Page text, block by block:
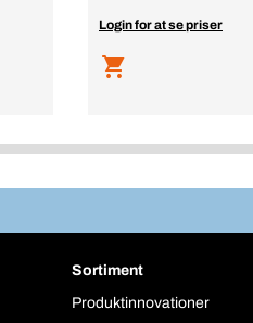
Login for at se priser
Sortiment
Produktinnovationer